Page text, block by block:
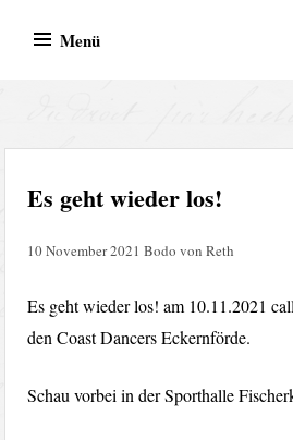
Inhalt
Menü
BVR Records
Es geht wieder los!
10 November 2021 Bodo von Reth
Es geht wieder los! am 10.11.2021
den Coast Dancers Eckernförde.
Schau vorbei in der Sporthalle